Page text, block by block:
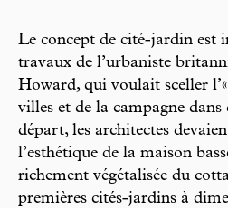
Le concept de cité-jardin est
travaux de l’urbaniste
Howard, qui voulait sceller l’«
villes et de la campagne dans
départ, les architectes
l’esthétique de la maison
richement végétalisée du
premières cités-jardins à